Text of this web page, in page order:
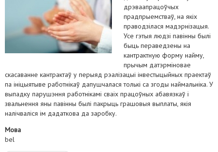
дрэваапрацоўчых
прадпрыемстваў, на якіх
праводзілася мадэрнізацыя.
Усе гэтыя людзі павінны былі
быць пераведзены на
кантрактную форму найму,
прычым датэрміновае
скасаванне кантрактаў у перыяд рэалізацыі інвестыцыйных праектаў
па ініцыятыве работнікаў дапушчалася толькі са згоды наймальніка. У
выпадку парушэння работнікамі сваіх працоўных абавязкаў і
звальнення яны павінны былі пакрыць грашовыя выплаты, якія
налічваліся ім дадаткова да заробку.
Мова
bel